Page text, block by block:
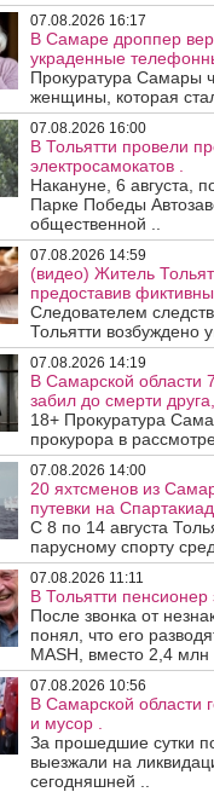
07.08.2026 16:17
В Самаре дроппер
украденные
Прокуратура Самары
женщины, которая
07.08.2026 16:00
В Тольятти провели
электросамокатов .
Накануне, 6 августа,
Парке Победы
общественной ..
07.08.2026 14:59
(видео) Житель
предоставив
Следователем
Тольятти возбуждено
07.08.2026 14:19
В Самарской области
забил до смерти
18+ Прокуратура
прокурора в
07.08.2026 14:00
20 яхтсменов из
путевки на
С 8 по 14 августа
парусному спорту
07.08.2026 11:11
В Тольятти
После звонка от
понял, что его
MASH, вместо 2,4 млн
07.08.2026 10:56
В Самарской области
и мусор .
За прошедшие сутки
выезжали на
сегодняшней ..